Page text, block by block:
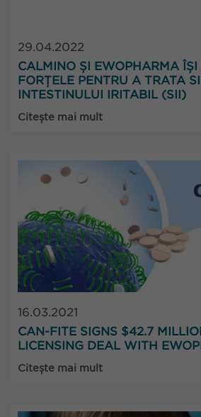
29.04.2022
CALMINO ȘI EWOPHARMA ÎȘI
FORȚELE PENTRU A TRATA
INTESTINULUI IRITABIL (SII)
Citește mai mult
16.03.2021
CAN-FITE SIGNS $42.7
LICENSING DEAL WITH
Citește mai mult